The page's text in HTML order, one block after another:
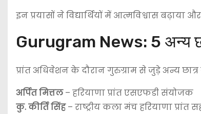
इन प्रयासों ने विद्यार्थियों में आत्मविश्वास
Gurugram News: 5 अन्य
प्रांत अधिवेशन के दौरान गुरुग्राम से जुड़े अन्य
अर्पित मित्तल– हरियाणा प्रांत एसएफडी संयोजक
कु. कीर्ति सिंह– राष्ट्रीय कला मंच हरियाणा प्रांत